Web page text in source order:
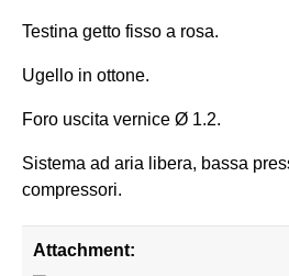
Testina getto fisso a rosa.
Ugello in ottone.
Foro uscita vernice Ø 1.2.
Sistema ad aria libera, bassa
compressori.
Attachment: